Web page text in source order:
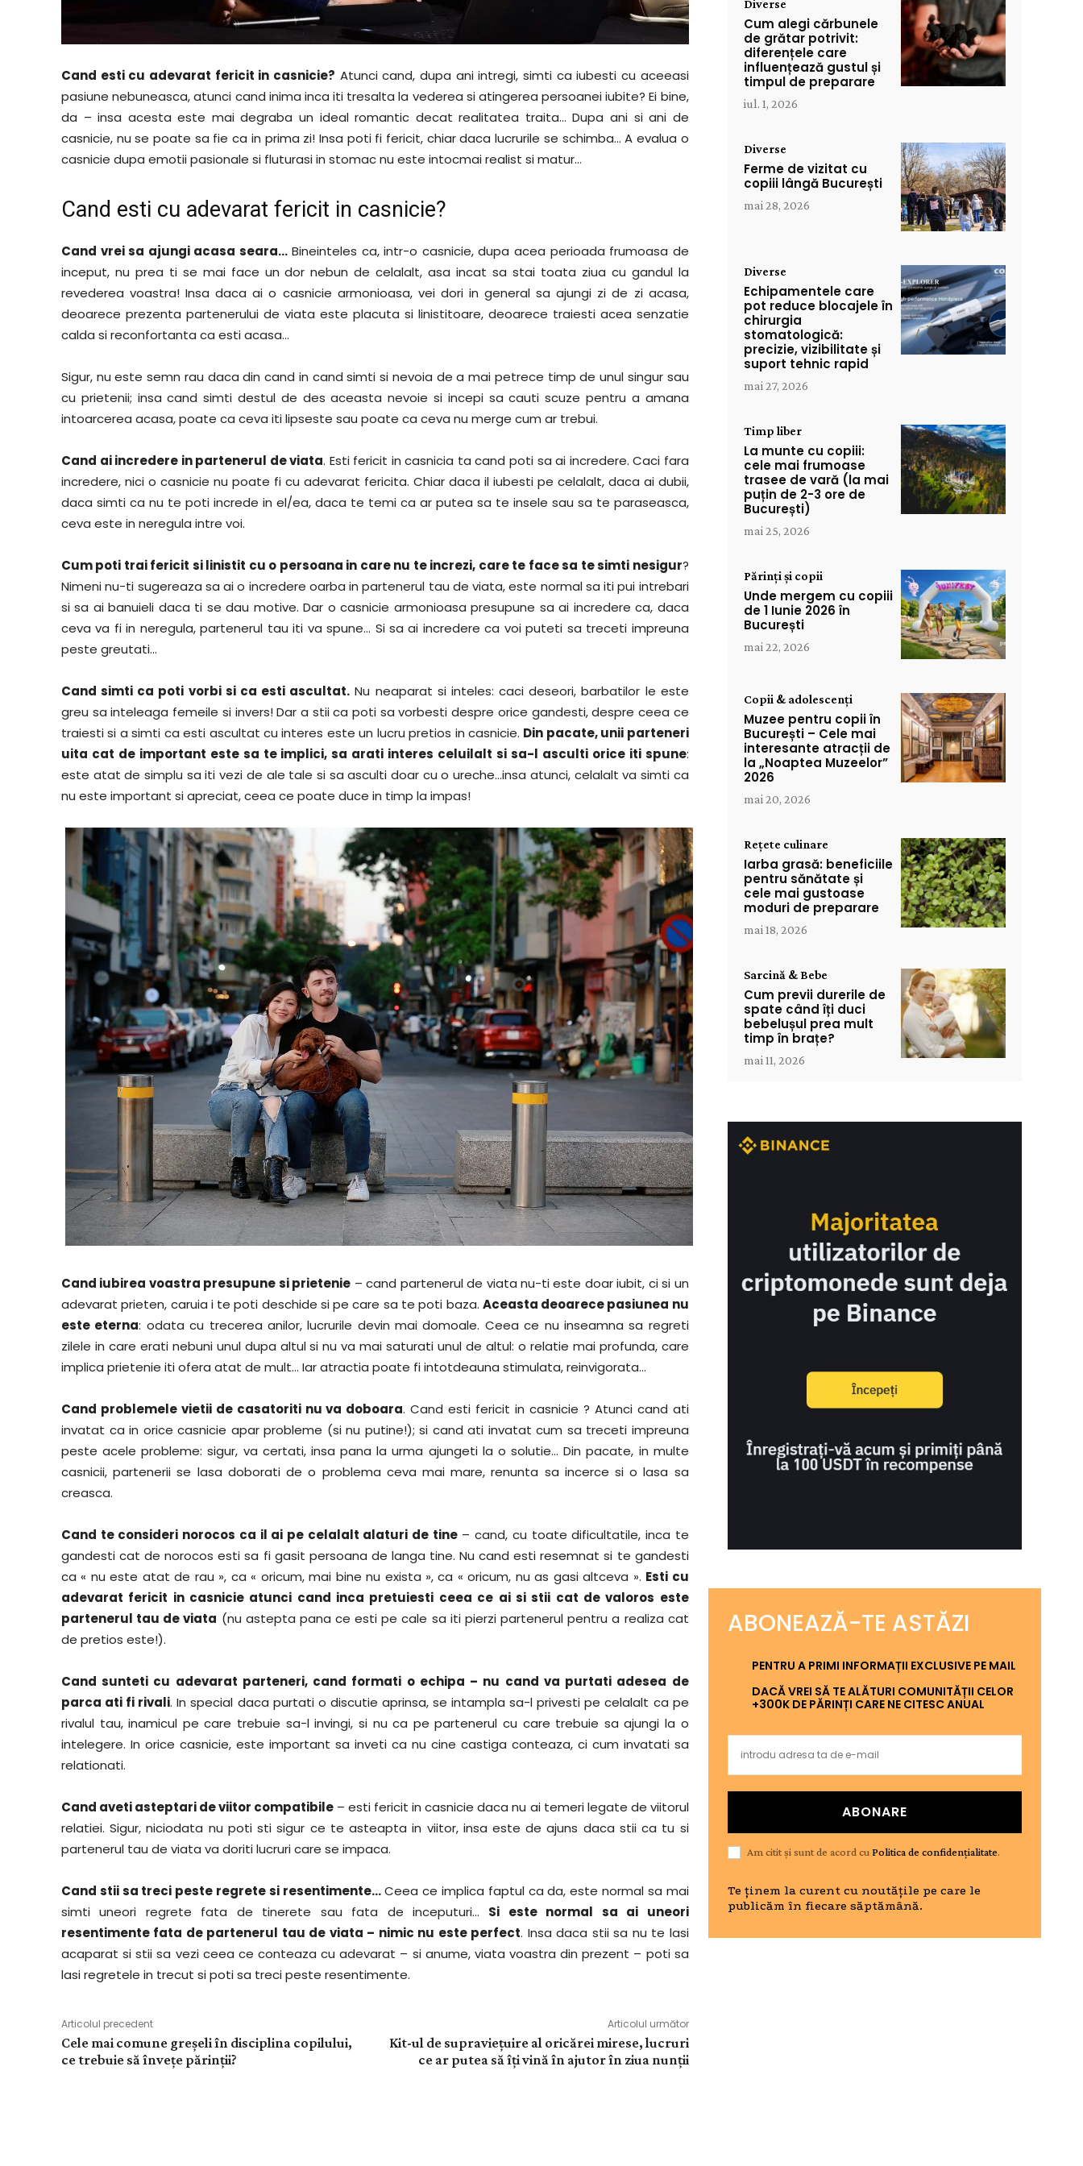
Cand esti cu adevarat fericit in casnicie? Atunci cand, dupa ani intregi, simti ca iubesti cu aceeasi
pasiune nebuneasca, atunci cand inima inca iti tresalta la vederea si atingerea persoanei iubite? Ei bine,
da – insa acesta este mai degraba un ideal romantic decat realitatea traita… Dupa ani si ani de
casnicie, nu se poate sa fie ca in prima zi! Insa poti fi fericit, chiar daca lucrurile se schimba… A evalua o
casnicie dupa emotii pasionale si fluturasi in stomac nu este intocmai realist si matur…
Cand esti cu adevarat fericit in casnicie?
Cand vrei sa ajungi acasa seara…Bineinteles ca, intr-o casnicie, dupa acea perioada frumoasa de
inceput, nu prea ti se mai face un dor nebun de celalalt, asa incat sa stai toata ziua cu gandul la
revederea voastra! Insa daca ai o casnicie armonioasa, vei dori in general sa ajungi zi de zi acasa,
deoarece prezenta partenerului de viata este placuta si linistitoare, deoarece traiesti acea senzatie
calda si reconfortanta ca esti acasa…
Sigur, nu este semn rau daca din cand in cand simti si nevoia de a mai petrece timp de unul singur sau
cu prietenii; insa cand simti destul de des aceasta nevoie si incepi sa cauti scuze pentru a amana
intoarcerea acasa, poate ca ceva iti lipseste sau poate ca ceva nu merge cum ar trebui.
Cand ai incredere in partenerul de viata. Esti fericit in casnicia ta cand poti sa ai incredere. Caci fara
incredere, nici o casnicie nu poate fi cu adevarat fericita. Chiar daca il iubesti pe celalalt, daca ai dubii,
daca simti ca nu te poti increde in el/ea, daca te temi ca ar putea sa te insele sau sa te paraseasca,
ceva este in neregula intre voi.
Cum poti trai fericit si linistit cu o persoana in care nu te increzi, care te face sa te simti nesigur?
Nimeni nu-ti sugereaza sa ai o incredere oarba in partenerul tau de viata, este normal sa iti pui intrebari
si sa ai banuieli daca ti se dau motive. Dar o casnicie armonioasa presupune sa ai incredere ca, daca
ceva va fi in neregula, partenerul tau iti va spune… Si sa ai incredere ca voi puteti sa treceti impreuna
peste greutati…
Cand simti ca poti vorbi si ca esti ascultat. Nu neaparat si inteles: caci deseori, barbatilor le este
greu sa inteleaga femeile si invers! Dar a stii ca poti sa vorbesti despre orice gandesti, despre ceea ce
traiesti si a simti ca esti ascultat cu interes este un lucru pretios in casnicie. Din pacate, unii parteneri
uita cat de important este sa te implici, sa arati interes celuilalt si sa-l asculti orice iti spune:
este atat de simplu sa iti vezi de ale tale si sa asculti doar cu o ureche…insa atunci, celalalt va simti ca
nu este important si apreciat, ceea ce poate duce in timp la impas!
Cand iubirea voastra presupune si prietenie – cand partenerul de viata nu-ti este doar iubit, ci si un
adevarat prieten, caruia i te poti deschide si pe care sa te poti baza. Aceasta deoarece pasiunea nu
este eterna: odata cu trecerea anilor, lucrurile devin mai domoale. Ceea ce nu inseamna sa regreti
zilele in care erati nebuni unul dupa altul si nu va mai saturati unul de altul: o relatie mai profunda, care
implica prietenie iti ofera atat de mult… Iar atractia poate fi intotdeauna stimulata, reinvigorata…
Cand problemele vietii de casatoriti nu va doboara. Cand esti fericit in casnicie ? Atunci cand ati
invatat ca in orice casnicie apar probleme (si nu putine!); si cand ati invatat cum sa treceti impreuna
peste acele probleme: sigur, va certati, insa pana la urma ajungeti la o solutie… Din pacate, in multe
casnicii, partenerii se lasa doborati de o problema ceva mai mare, renunta sa incerce si o lasa sa
creasca.
Cand te consideri norocos ca il ai pe celalalt alaturi de tine– cand, cu toate dificultatile, inca te
gandesti cat de norocos esti sa fi gasit persoana de langa tine. Nu cand esti resemnat si te gandesti
ca « nu este atat de rau », ca « oricum, mai bine nu exista », ca « oricum, nu as gasi altceva ». Esti cu
adevarat fericit in casnicie atunci cand inca pretuiesti ceea ce ai si stii cat de valoros este
partenerul tau de viata (nu astepta pana ce esti pe cale sa iti pierzi partenerul pentru a realiza cat
de pretios este!).
Cand sunteti cu adevarat parteneri, cand formati o echipa – nu cand va purtati adesea de
parca ati fi rivali. In special daca purtati o discutie aprinsa, se intampla sa-l privesti pe celalalt ca pe
rivalul tau, inamicul pe care trebuie sa-l invingi, si nu ca pe partenerul cu care trebuie sa ajungi la o
intelegere. In orice casnicie, este important sa inveti ca nu cine castiga conteaza, ci cum invatati sa
relationati.
Cand aveti asteptari de viitor compatibile – esti fericit in casnicie daca nu ai temeri legate de viitorul
relatiei. Sigur, niciodata nu poti sti sigur ce te asteapta in viitor, insa este de ajuns daca stii ca tu si
partenerul tau de viata va doriti lucruri care se impaca.
Cand stii sa treci peste regrete si resentimente…Ceea ce implica faptul ca da, este normal sa mai
simti uneori regrete fata de tinerete sau fata de inceputuri… Si este normal sa ai uneori
resentimente fata de partenerul tau de viata – nimic nu este perfect. Insa daca stii sa nu te lasi
acaparat si stii sa vezi ceea ce conteaza cu adevarat – si anume, viata voastra din prezent – poti sa
lasi regretele in trecut si poti sa treci peste resentimente.
Articolul precedent
Cele mai comune greșeli în disciplina copilului,
ce trebuie să învețe părinții?
Articolul următor
Kit-ul de supraviețuire al oricărei mirese, lucruri
ce ar putea să îți vină în ajutor în ziua nunții
Diverse
Cum alegi cărbunele
de grătar potrivit:
diferențele care
influențează gustul și
timpul de preparare
iul. 1, 2026
Diverse
Ferme de vizitat cu
copiii lângă București
mai 28, 2026
Diverse
Echipamentele care
pot reduce blocajele în
chirurgia
stomatologică:
precizie, vizibilitate și
suport tehnic rapid
mai 27, 2026
Timp liber
La munte cu copiii:
cele mai frumoase
trasee de vară (la mai
puțin de 2-3 ore de
București)
mai 25, 2026
Părinți și copii
Unde mergem cu copiii
de 1 Iunie 2026 în
București
mai 22, 2026
Copii & adolescenți
Muzee pentru copii în
București – Cele mai
interesante atracții de
la „Noaptea Muzeelor”
2026
mai 20, 2026
Rețete culinare
Iarba grasă: beneficiile
pentru sănătate și
cele mai gustoase
moduri de preparare
mai 18, 2026
Sarcină & Bebe
Cum previi durerile de
spate când îți duci
bebelușul prea mult
timp în brațe?
mai 11, 2026
ABONEAZĂ-TE ASTĂZI
PENTRU A PRIMI INFORMAȚII EXCLUSIVE PE MAIL
DACĂ VREI SĂ TE ALĂTURI COMUNITĂȚII CELOR
+300K DE PĂRINȚI CARE NE CITESC ANUAL
ABONARE
Am citit și sunt de acord cuPolitica de confidențialitate.
Te ținem la curent cu noutățile pe care le
publicăm în fiecare săptămână.